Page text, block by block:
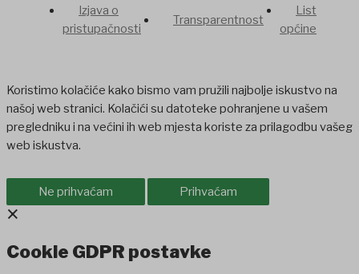
Izjava o
pristupačnosti
Transparentnost
List
općine
Koristimo kolačiće kako bismo vam pružili najbolje iskustvo na
našoj web stranici. Kolačići su datoteke pohranjene u vašem
pregledniku i na većini ih web mjesta koriste za prilagodbu vašeg
web iskustva.
Ne prihvaćam Prihvaćam
×
Cookie GDPR postavke